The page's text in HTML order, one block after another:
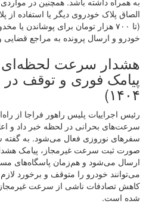
الصاق پلاک خودروی دیگر یا استفاده از
(تا ۷۰۰ هزار تومان برای پوشاندن یا
خودرو و ارسال پرونده به مراجع قضایی
هشدار سرعت لحظه‌ای
۱۴۰۴)
رئیس اجراییات پلیس راهور فراجا از
سرعت‌های بحرانی در لحظه خبر داد و
سفرهای نوروزی فعال می‌شود. به گفته
صورت ثبت سرعت غیرمجاز، پیامک
ارسال می‌شود و هم‌زمان پاسگاه‌های
می‌توانند خودرو را متوقف و برخورد لازم
کاهش تصادفات ناشی از سرعت غیرمجاز
شده است.